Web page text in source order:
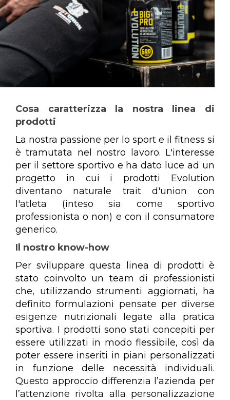
Cosa caratterizza la nostra linea di
prodotti
La nostra passione per lo sport e il fitness si
è tramutata nel nostro lavoro. L'interesse
per il settore sportivo e ha dato luce ad un
progetto in cui i prodotti Evolution
diventano naturale trait d'union con
l'atleta (inteso sia come sportivo
professionista o non) e con il consumatore
generico.
Il nostro know-how
Per sviluppare questa linea di prodotti è
stato coinvolto un team di professionisti
che, utilizzando strumenti aggiornati, ha
definito formulazioni pensate per diverse
esigenze nutrizionali legate alla pratica
sportiva. I prodotti sono stati concepiti per
essere utilizzati in modo flessibile, così da
poter essere inseriti in piani personalizzati
in funzione delle necessità individuali.
Questo approccio differenzia l’azienda per
l’attenzione rivolta alla personalizzazione